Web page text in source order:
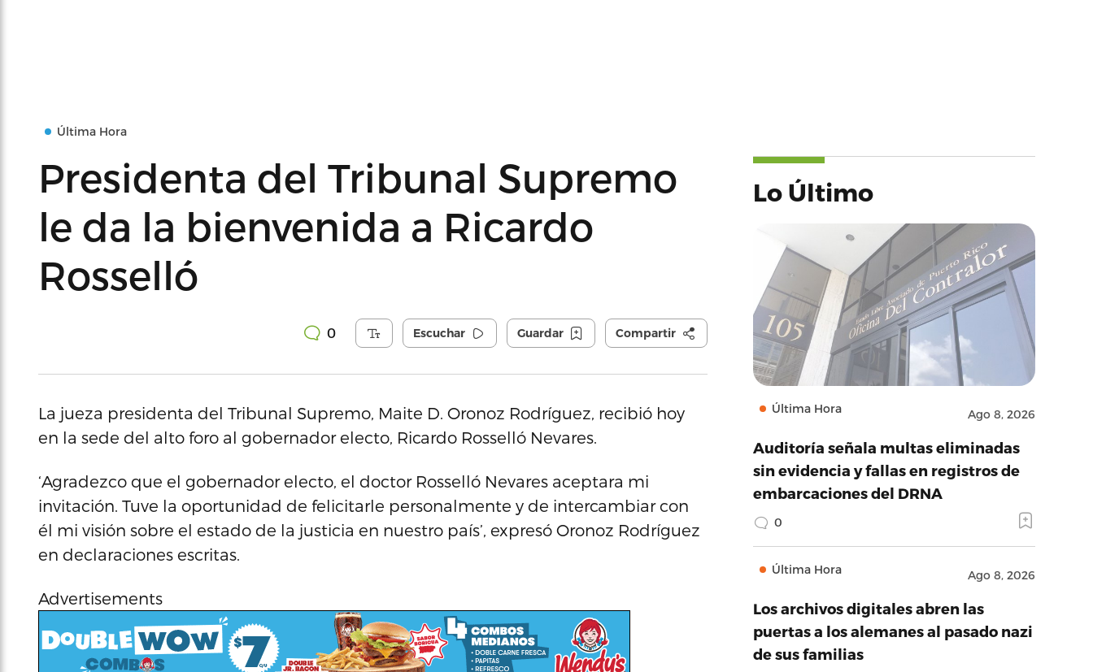
Última Hora
Presidenta del Tribunal Supremo
le da la bienvenida a Ricardo
Rosselló
0 Escuchar Guardar Compartir
La jueza presidenta del Tribunal Supremo, Maite D. Oronoz Rodríguez, recibió hoy
en la sede del alto foro al gobernador electo, Ricardo Rosselló Nevares.
‘Agradezco que el gobernador electo, el doctor Rosselló Nevares aceptara mi
invitación. Tuve la oportunidad de felicitarle personalmente y de intercambiar con
él mi visión sobre el estado de la justicia en nuestro país’, expresó Oronoz Rodríguez
en declaraciones escritas.
Advertisements
Lo Último
Última Hora Ago 8, 2026
Auditoría señala multas eliminadas
sin evidencia y fallas en registros de
embarcaciones del DRNA
0
Última Hora Ago 8, 2026
Los archivos digitales abren las
puertas a los alemanes al pasado nazi
de sus familias